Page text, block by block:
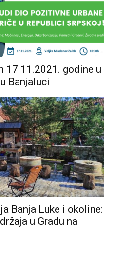
17.11.2021. godine u
Banjaluci
Banja Luke i okoline:
u Gradu na